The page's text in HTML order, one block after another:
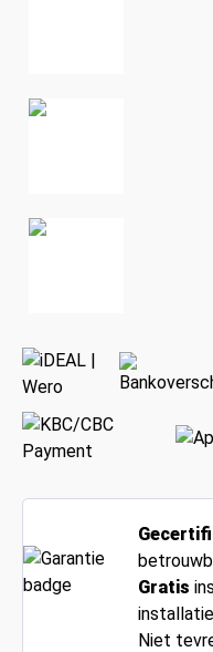
Gratis
installatie
Niet